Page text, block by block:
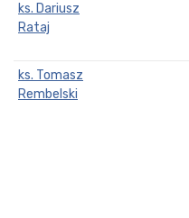
ks. Dariusz
Rataj
ks. Tomasz
Rembelski